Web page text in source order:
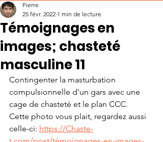
Témoignages en
images; chasteté
masculine 11
Pierre
25 févr. 2022 1 min de lecture
Contingenter la masturbation
compulsionnelle d'un gars avec une
cage de chasteté et le plan CCC.
Cette photo vous plait, regardez aussi
celle-ci: https://Chaste-